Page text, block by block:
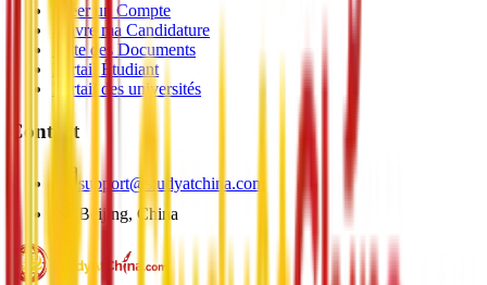
Créer un Compte
Suivre ma Candidature
Liste des Documents
Portail Étudiant
Portail des universités
Contact
support@studyatchina.com
Beijing, China